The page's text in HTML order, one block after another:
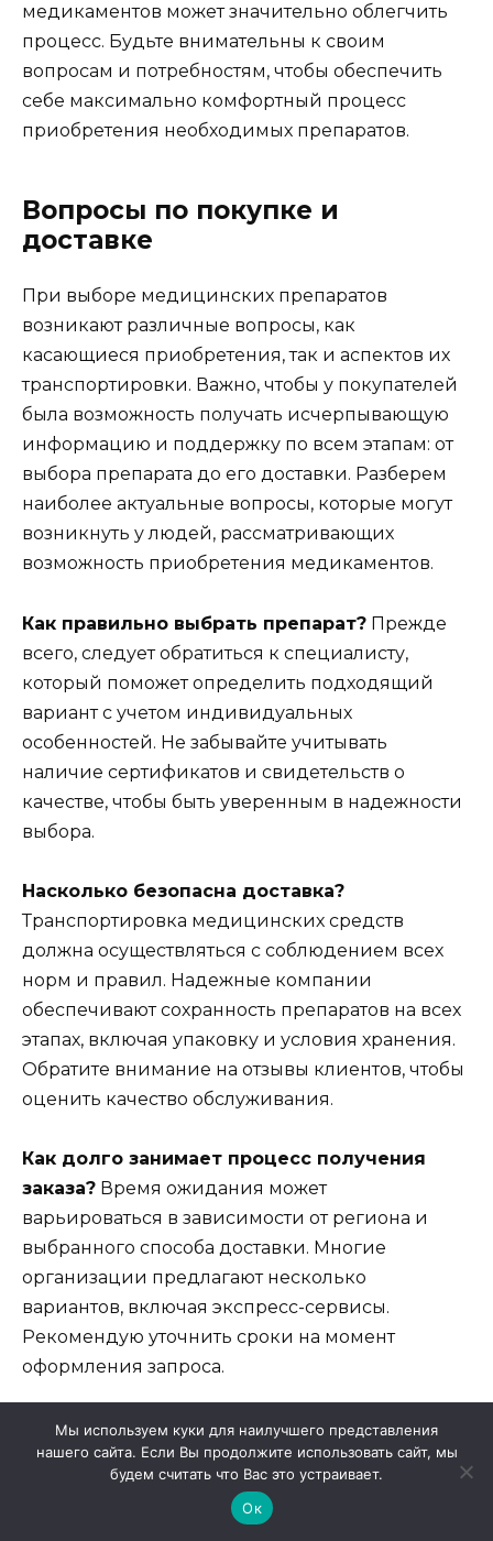
медикаментов может значительно облегчить
процесс. Будьте внимательны к своим
вопросам и потребностям, чтобы обеспечить
себе максимально комфортный процесс
приобретения необходимых препаратов.
Вопросы по покупке и
доставке
При выборе медицинских препаратов
возникают различные вопросы, как
касающиеся приобретения, так и аспектов их
транспортировки. Важно, чтобы у покупателей
была возможность получать исчерпывающую
информацию и поддержку по всем этапам: от
выбора препарата до его доставки. Разберем
наиболее актуальные вопросы, которые могут
возникнуть у людей, рассматривающих
возможность приобретения медикаментов.
Как правильно выбрать препарат? Прежде
всего, следует обратиться к специалисту,
который поможет определить подходящий
вариант с учетом индивидуальных
особенностей. Не забывайте учитывать
наличие сертификатов и свидетельств о
качестве, чтобы быть уверенным в надежности
выбора.
Насколько безопасна доставка?
Транспортировка медицинских средств
должна осуществляться с соблюдением всех
норм и правил. Надежные компании
обеспечивают сохранность препаратов на всех
этапах, включая упаковку и условия хранения.
Обратите внимание на отзывы клиентов, чтобы
оценить качество обслуживания.
Как долго занимает процесс получения
заказа? Время ожидания может
варьироваться в зависимости от региона и
выбранного способа доставки. Многие
организации предлагают несколько
вариантов, включая экспресс-сервисы.
Рекомендую уточнить сроки на момент
оформления запроса.
Что делать в случае возникновения
проблем с доставкой?Если возникают
непредвиденные ситуации, важно иметь под
рукой контакты службы поддержки. Хорошие
Мы используем куки для наилучшего представления
нашего сайта. Если Вы продолжите использовать сайт, мы
будем считать что Вас это устраивает.
Ок